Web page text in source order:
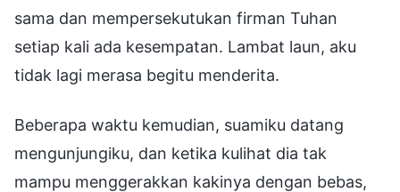
sama dan mempersekutukan firman Tuhan
setiap kali ada kesempatan. Lambat laun, aku
tidak lagi merasa begitu menderita.
Beberapa waktu kemudian, suamiku datang
mengunjungiku, dan ketika kulihat dia tak
mampu menggerakkan kakinya dengan bebas,